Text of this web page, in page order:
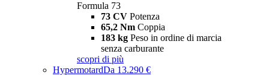
Formula 73
73 CV Potenza
65,2 Nm Coppia
183 kg Peso in ordine di marcia
senza carburante
scopri di più
HypermotardDa 13.290 €